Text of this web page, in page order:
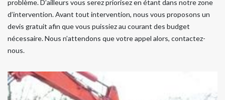
problème. D’ailleurs vous serez priorisez en étant dans notre zone
d’intervention. Avant tout intervention, nous vous proposons un
devis gratuit afin que vous puissiez au courant des budget
nécessaire. Nous n’attendons que votre appel alors, contactez-
nous.